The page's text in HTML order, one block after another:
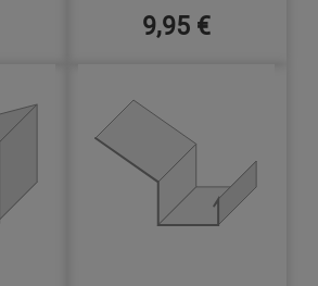
9,95 €